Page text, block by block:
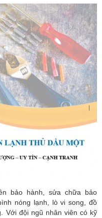
bảo hành, sửa chữa bảo
nóng lạnh, lò vi song, đồ
Với đội ngũ nhân viên có kỹ